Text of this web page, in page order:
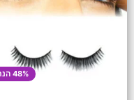
48% הנחה